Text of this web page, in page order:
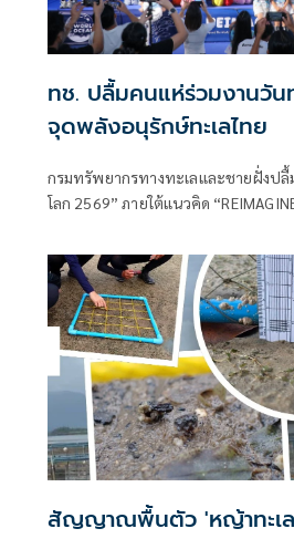
ทช. ปลื้มคนแห่ร่วมงานวัน
จุดพลังอนุรักษ์ทะเลไทย
กรมทรัพยากรทางทะเลและชายฝั่งปลื้
โลก 2569” ภายใต้แนวคิด
สัญญาณพื้นตัว 'หญ้าทะเล'